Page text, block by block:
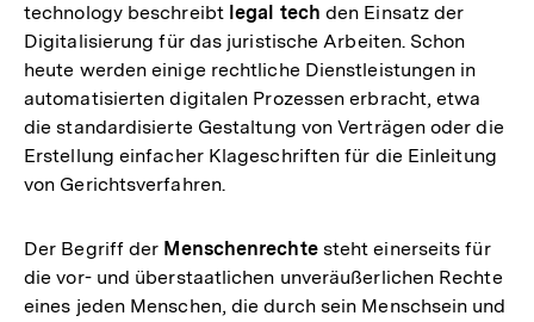
technology beschreibt legal tech den Einsatz der
Digitalisierung für das juristische Arbeiten. Schon
heute werden einige rechtliche Dienstleistungen in
automatisierten digitalen Prozessen erbracht, etwa
die standardisierte Gestaltung von Verträgen oder die
Erstellung einfacher Klageschriften für die Einleitung
von Gerichtsverfahren.
Der Begriff der Menschenrechtesteht einerseits für
die vor- und überstaatlichen unveräußerlichen Rechte
eines jeden Menschen, die durch sein Menschsein und